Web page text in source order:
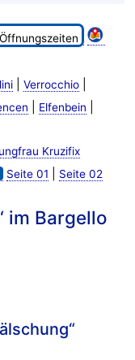
Öffnungszeiten
| Verrocchio|
Elfenbein
Kruzifix
Seite 01 Seite 02
im Bargello